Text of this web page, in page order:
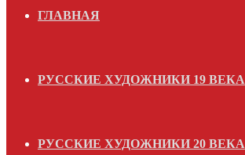
ГЛАВНАЯ
РУССКИЕ ХУДОЖНИКИ 19 ВЕКА
РУССКИЕ ХУДОЖНИКИ 20 ВЕКА